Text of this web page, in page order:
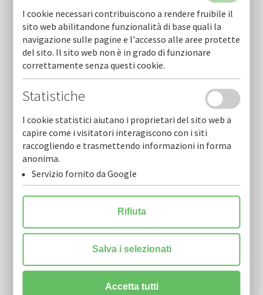
Telebari - persichella nuovo dg di cofidi.it:"aiutare piccole
medie imprese puntando sulla comunicazione"
Gazzetta del mezzogiorno - sabino persichella nuovo
direttore generale - 19 febbraio 2026
Repubblica - sabino persichella nuovo direttore generale -
19 febbraio 2026
La gazzetta del mezzogiorno - un supporto ai trenta nuovi
tassisti finanziamento per pagare la licenza - 06 agosto
2025
Cna puglia, del genio confermato presidente
Newsletter
I cookie necessari contribuiscono a rendere fruibile il
sito web abilitandone funzionalità di base quali la
navigazione sulle pagine e l'accesso alle aree protette
del sito. Il sito web non è in grado di funzionare
correttamente senza questi cookie.
Statistiche
I cookie statistici aiutano i proprietari del sito web a
capire come i visitatori interagiscono con i siti
raccogliendo e trasmettendo informazioni in forma
anonima.
Servizio fornito da Google
Rifiuta
Salva i selezionati
Accetta tutti